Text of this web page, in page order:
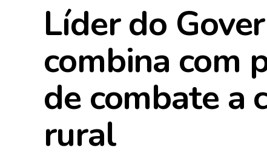
Líder do
combina com
de combate a
rural